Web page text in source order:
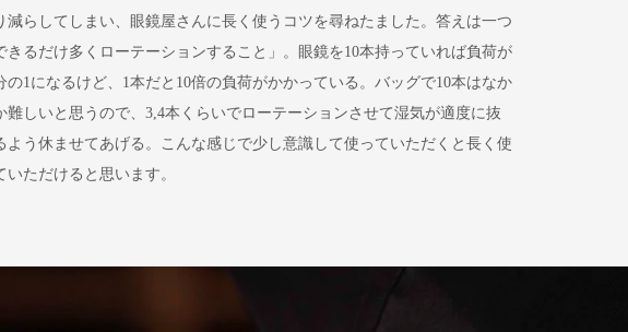
減らしてしまい、眼鏡屋さんに長く使うコツを尋ねたました。答えは一つ
きるだけ多くローテーションすること」。眼鏡を10本持っていれば負荷が
の1になるけど、1本だと10倍の負荷がかかっている。バッグで10本はなか
難しいと思うので、3,4本くらいでローテーションさせて湿気が適度に抜
よう休ませてあげる。こんな感じで少し意識して使っていただくと長く使
いただけると思います。